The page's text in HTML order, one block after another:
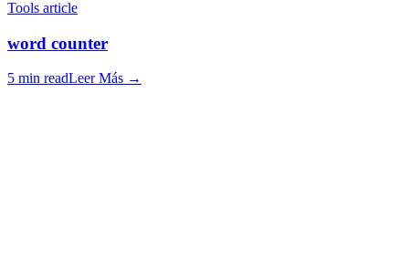
Tools article
word counter
5 min readLeer Más →